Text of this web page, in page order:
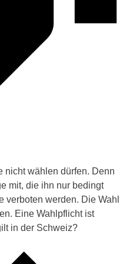
nicht wählen dürfen. Denn
mit, die ihn nur bedingt
verboten werden. Die Wahl
Eine Wahlpflicht ist
in der Schweiz?